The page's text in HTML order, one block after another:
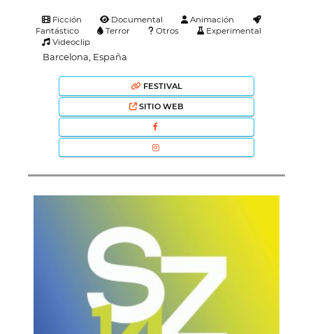
Ficción Documental
Animación
Fantástico
Terror Otros
Experimental
Videoclip
Barcelona, España
FESTIVAL
SITIO WEB